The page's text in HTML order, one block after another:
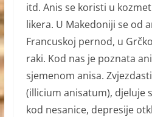
itd. Anis se koristi u
likera. U Makedoniji se od
Francuskoj pernod, u
raki. Kod nas je poznata
sjemenom anisa.
(illicium anisatum), djeluje
kod nesanice, depresije